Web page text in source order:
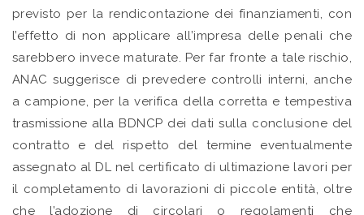
previsto per la rendicontazione dei finanziamenti, con
l’effetto di non applicare all’impresa delle penali che
sarebbero invece maturate. Per far fronte a tale rischio,
ANAC suggerisce di prevedere controlli interni, anche
a campione, per la verifica della corretta e tempestiva
trasmissione alla BDNCP dei dati sulla conclusione del
contratto e del rispetto del termine eventualmente
assegnato al DL nel certificato di ultimazione lavori per
il completamento di lavorazioni di piccole entità, oltre
che l’adozione di circolari o regolamenti che